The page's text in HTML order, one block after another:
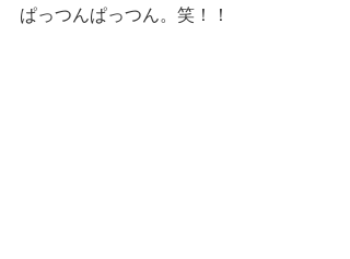
ぱっつんぱっつん。笑！！